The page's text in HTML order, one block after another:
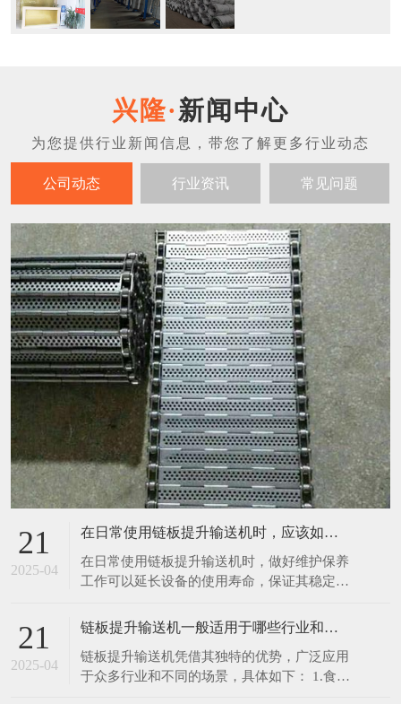
新闻中心
公司动态 行业资讯 常见问题
21
2025-04
在日常使用链板提升输送机时，应该如何进行维护保养呢
在日常使用链板提升输送机时，做好维护保养
工作可以延长设备的使用寿命，保证其稳定、
1.清洁设备：每次使用前后，都应清理输送机
表面及链板上残留的物料、灰尘和杂物。可以
使用干净的抹布擦拭设备表面，对于顽固污
渍，可使用中性清洁剂进行清洗，然后用清水
21
2025-04
链板提升输送机一般适用于哪些行业和场景呢
链板提升输送机凭借其独特的优势，广泛应用
于众多行业和不同的场景，具体如下： 1.食品